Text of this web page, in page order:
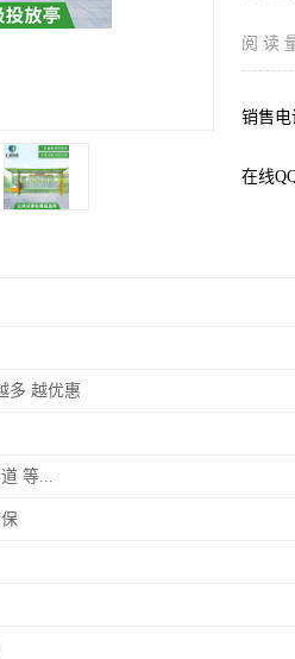
阅 读
销售电
在线QQ
多 越优惠
等...